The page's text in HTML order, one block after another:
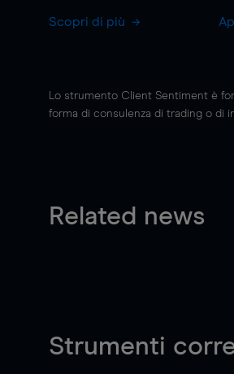
Scopri di più
Lo strumento Client Sentiment è
forma di consulenza di trading o di
Related news
Strumenti